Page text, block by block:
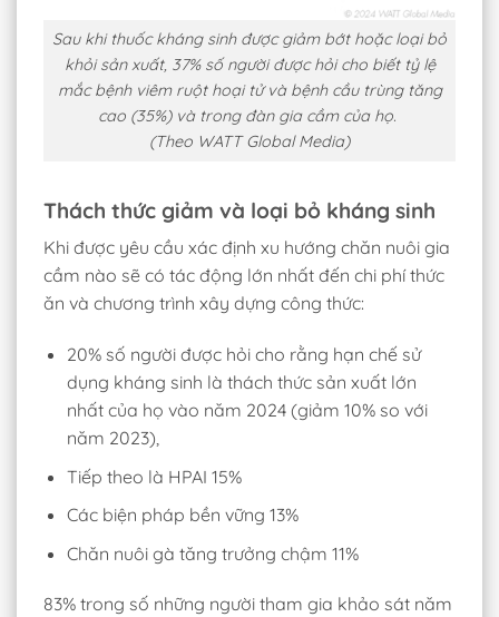
Sau khi thuốc kháng sinh được giảm bớt hoặc loại bỏ
khỏi sản xuất, 37% số người được hỏi cho biết tỷ lệ
mắc bệnh viêm ruột hoại tử và bệnh cầu trùng tăng
cao (35%) và trong đàn gia cầm của họ.
(Theo WATT Global Media)
Thách thức giảm và loại bỏ kháng sinh
Khi được yêu cầu xác định xu hướng chăn nuôi gia
cầm nào sẽ có tác động lớn nhất đến chi phí thức
ăn và chương trình xây dựng công thức:
20% số người được hỏi cho rằng hạn chế sử
dụng kháng sinh là thách thức sản xuất lớn
nhất của họ vào năm 2024 (giảm 10% so với
năm 2023),
Tiếp theo là HPAI 15%
Các biện pháp bền vững 13%
Chăn nuôi gà tăng trưởng chậm 11%
83% trong số những người tham gia khảo sát năm